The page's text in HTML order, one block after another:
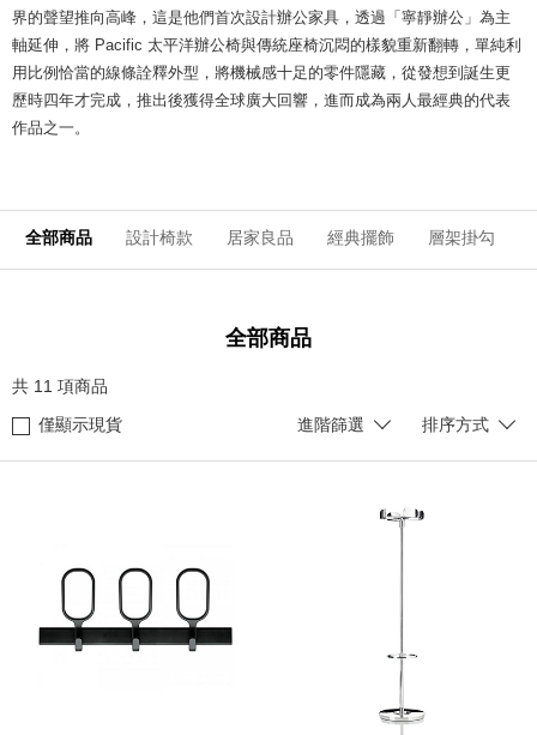
界的聲望推向高峰，這是他們首次設計辦公家具，透過「寧靜辦公」為主
軸延伸，將 Pacific 太平洋辦公椅與傳統座椅沉悶的樣貌重新翻轉，單純利
用比例恰當的線條詮釋外型，將機械感十足的零件隱藏，從發想到誕生更
歷時四年才完成，推出後獲得全球廣大回響，進而成為兩人最經典的代表
作品之一。
全部商品 設計椅款 居家良品 經典擺飾 層架掛勾
全部商品
共 11 項商品
僅顯示現貨
進階篩選 排序方式